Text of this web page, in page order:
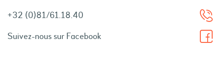
+32 (0)81/61.18.40
Suivez-nous sur Facebook